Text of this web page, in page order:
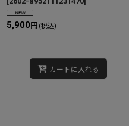
5,900 円 (税込)
カートに入れる